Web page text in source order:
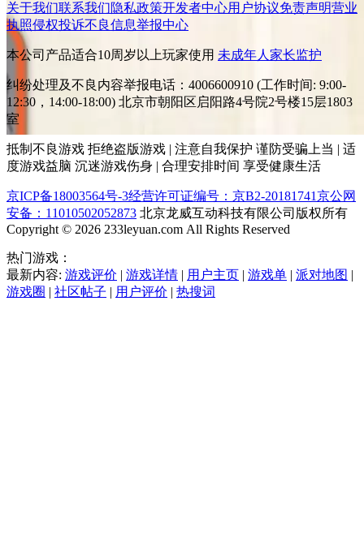
关于我们联系我们隐私政策开发者中心用户协议免责声明营业
执照侵权投诉不良信息举报中心
本公司产品适合10周岁以上玩家使用 未成年人家长监护
纠纷处理及不良内容举报电话：4006600910 (工作时间: 9:00-
12:30，14:00-18:00) 北京市朝阳区启阳路4号院2号楼15层1803
室
抵制不良游戏 拒绝盗版游戏 | 注意自我保护 谨防受骗上当 | 适
度游戏益脑 沉迷游戏伤身 | 合理安排时间 享受健康生活
京ICP备18003564号-3经营许可证编号：京B2-20181741京公网
安备：11010502052873 北京龙威互动科技有限公司版权所有
Copyright © 2026 233leyuan.com All Rights Reserved
热门游戏：
最新内容: 游戏评价 | 游戏详情 | 用户主页 | 游戏单 | 派对地图 |
游戏圈 | 社区帖子 | 用户评价 | 热搜词